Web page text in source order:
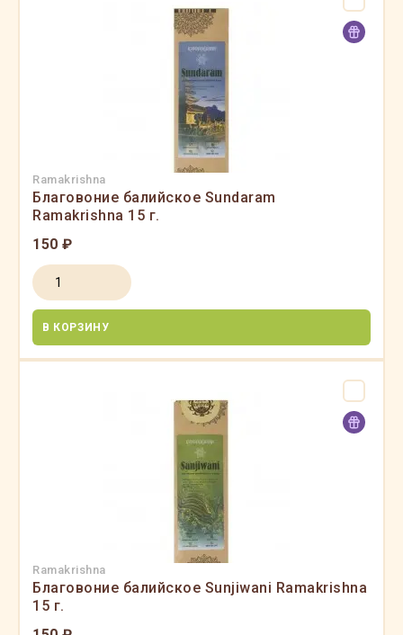
Ramakrishna
Благовоние балийское Sundaram
Ramakrishna 15 г.
150 ₽
В КОРЗИНУ
Ramakrishna
Благовоние балийское Sunjiwani Ramakrishna
15 г.